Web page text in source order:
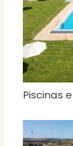
Piscinas